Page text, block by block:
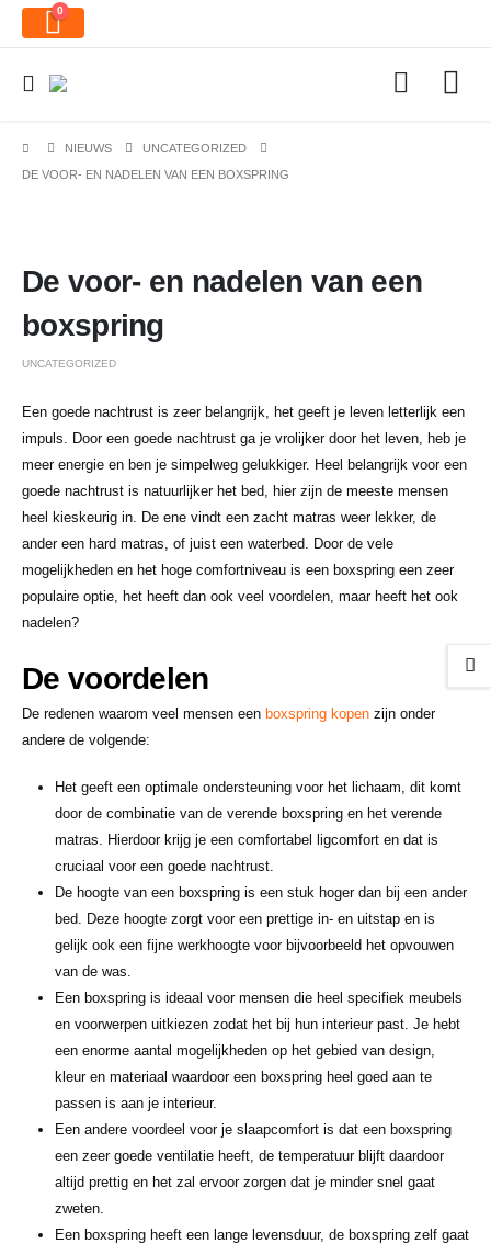
0
NIEUWS
UNCATEGORIZED
DE VOOR- EN NADELEN VAN EEN BOXSPRING
De voor- en nadelen van een
boxspring
UNCATEGORIZED
Een goede nachtrust is zeer belangrijk, het geeft je leven letterlijk een
impuls. Door een goede nachtrust ga je vrolijker door het leven, heb je
meer energie en ben je simpelweg gelukkiger. Heel belangrijk voor een
goede nachtrust is natuurlijker het bed, hier zijn de meeste mensen
heel kieskeurig in. De ene vindt een zacht matras weer lekker, de
ander een hard matras, of juist een waterbed. Door de vele
mogelijkheden en het hoge comfortniveau is een boxspring een zeer
populaire optie, het heeft dan ook veel voordelen, maar heeft het ook
nadelen?
De voordelen
De redenen waarom veel mensen een boxspring kopen zijn onder
andere de volgende:
Het geeft een optimale ondersteuning voor het lichaam, dit komt
door de combinatie van de verende boxspring en het verende
matras. Hierdoor krijg je een comfortabel ligcomfort en dat is
cruciaal voor een goede nachtrust.
De hoogte van een boxspring is een stuk hoger dan bij een ander
bed. Deze hoogte zorgt voor een prettige in- en uitstap en is
gelijk ook een fijne werkhoogte voor bijvoorbeeld het opvouwen
van de was.
Een boxspring is ideaal voor mensen die heel specifiek meubels
en voorwerpen uitkiezen zodat het bij hun interieur past. Je hebt
een enorme aantal mogelijkheden op het gebied van design,
kleur en materiaal waardoor een boxspring heel goed aan te
passen is aan je interieur.
Een andere voordeel voor je slaapcomfort is dat een boxspring
een zeer goede ventilatie heeft, de temperatuur blijft daardoor
altijd prettig en het zal ervoor zorgen dat je minder snel gaat
zweten.
Een boxspring heeft een lange levensduur, de boxspring zelf gaat